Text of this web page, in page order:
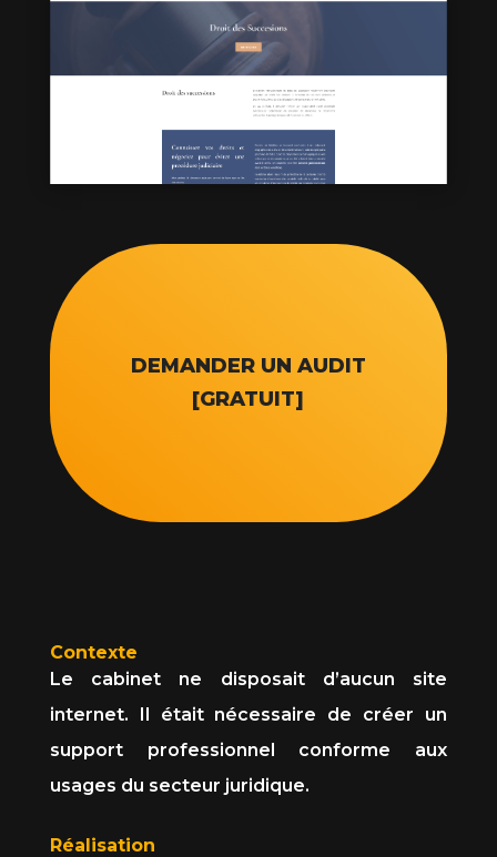
DEMANDER UN AUDIT
[GRATUIT]
Contexte
Le cabinet ne disposait d’aucun site
internet. Il était nécessaire de créer un
support professionnel conforme aux
usages du secteur juridique.
Réalisation